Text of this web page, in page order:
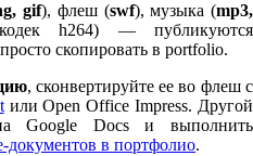
gif), флеш (swf), музыка (mp3,
h264) — публикуются
скопировать в port­fo­lio.
, сконвертируйте ее во флеш с
или Open Office Impress. Другой
Google Docs и выполнить
документов в портфолио.